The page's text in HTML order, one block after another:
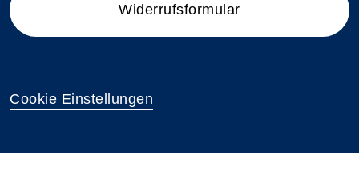
Widerrufsformular
Cookie Einstellungen